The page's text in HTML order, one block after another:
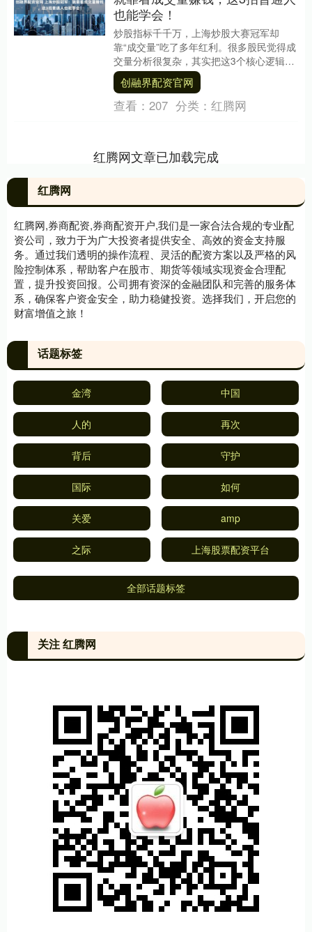
也能学会！
炒股指标千千万，上海炒股大赛冠军却
靠“成交量”吃了多年红利。很多股民觉得成
交量分析很复杂，其实把这3个核心逻辑搞
透，赚钱真没那么难。 图片 打开今日头条
查看图片....
创融界配资官网
查看： 207 分类： 红腾网
红腾网文章已加载完成
红腾网
红腾网,券商配资,券商配资开户,我们是一家合法合规的专业配
资公司，致力于为广大投资者提供安全、高效的资金支持服
务。通过我们透明的操作流程、灵活的配资方案以及严格的风
险控制体系，帮助客户在股市、期货等领域实现资金合理配
置，提升投资回报。公司拥有资深的金融团队和完善的服务体
系，确保客户资金安全，助力稳健投资。选择我们，开启您的
财富增值之旅！
话题标签
金湾 中国
人的 再次
背后 守护
国际 如何
关爱 amp
之际 上海股票配资平台
全部话题标签
关注 红腾网